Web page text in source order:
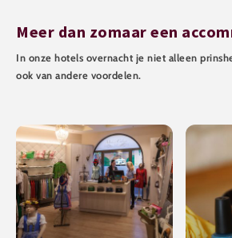
Meer dan zomaar een
In onze hotels overnacht je niet alleen
ook van andere voordelen.